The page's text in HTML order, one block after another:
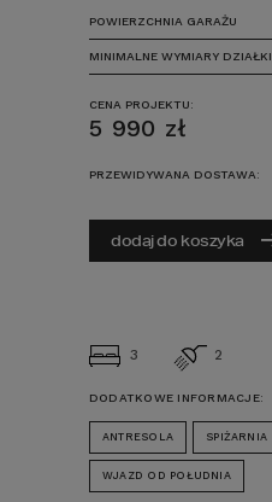
3 2
DODATKOWE INFORMACJE:
ANTRESOLA SPIŻARNIA
WJAZD OD POŁUDNIA
POWIERZCHNIA GARAŻU
MINIMALNE WYMIARY DZIAŁKI
CENA PROJEKTU:
5 990 zł
PRZEWIDYWANA DOSTAWA:
dodaj do koszyka